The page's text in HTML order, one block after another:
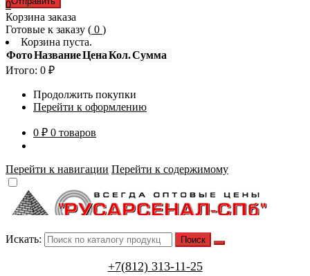
0
Корзина заказа
Готовые к заказу ( 0 )
Корзина пуста.
ФотоНазваниеЦенаКол.Сумма
Итого: 0 ₽
Продолжить покупки
Перейти к оформлению
0 ₽ 0 товаров
Перейти к навигации Перейти к содержимому
Искать:
+7(812) 313-11-25